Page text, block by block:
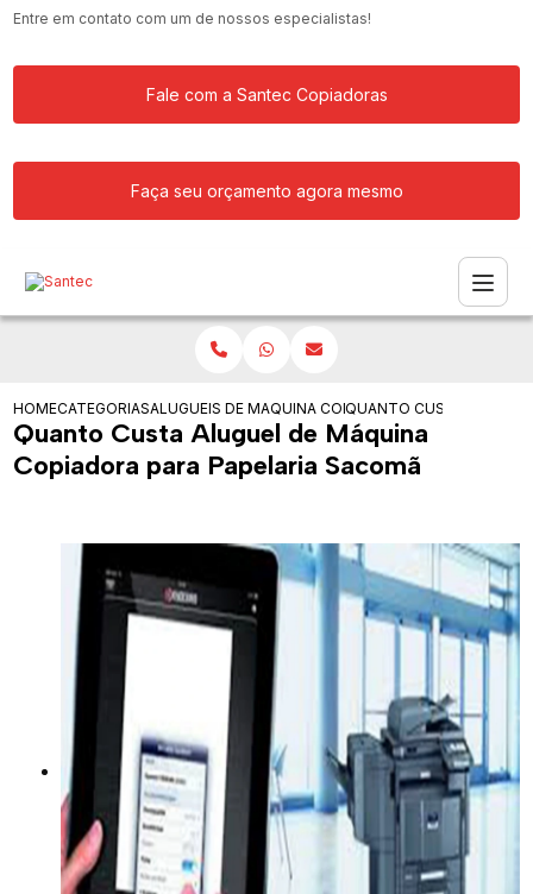
Entre em contato com um de nossos especialistas!
Fale com a Santec Copiadoras
Faça seu orçamento agora mesmo
HOMECATEGORIASALUGUEIS DE COPIADORASMAQUINA COPIADORA KYOCERA PARA
QUANTO CUSTA
Quanto Custa Aluguel de Máquina
Copiadora para Papelaria Sacomã